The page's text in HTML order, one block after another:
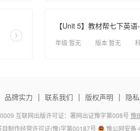
【Unit 5】教材帮七下英
年级 暂无 版本 暂无
品牌实力 | 联系我们 | 版权声明 | 隐
互联网出版许可证：署网出证豫字第008号 豫
制作经营许可证(豫)字第00187号
豫公网安备